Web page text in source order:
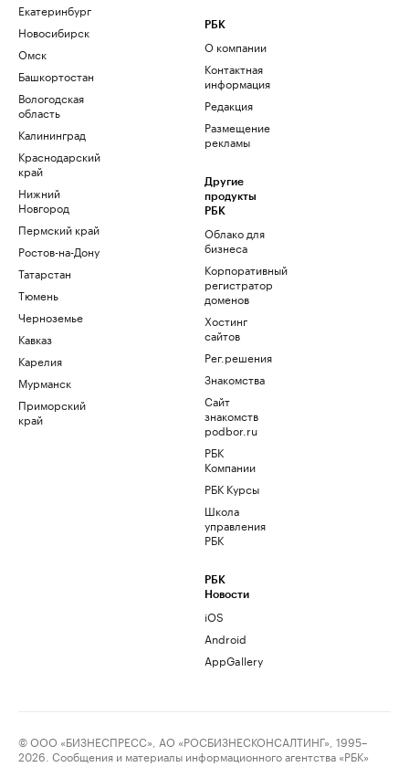
Екатеринбург
Новосибирск
Омск
Башкортостан
Вологодская
область
Калининград
Краснодарский
край
Нижний
Новгород
Пермский край
Ростов-на-Дону
Татарстан
Тюмень
Черноземье
Кавказ
Карелия
Мурманск
Приморский
край
РБК
О компании
Контактная
информация
Редакция
Размещение
рекламы
Другие
продукты
РБК
Облако для
бизнеса
Корпоративный
регистратор
доменов
Хостинг
сайтов
Рег.решения
Знакомства
Сайт
знакомств
podbor.ru
РБК
Компании
РБК Курсы
Школа
управления
РБК
РБК
Новости
iOS
Android
AppGallery
© ООО «БИЗНЕСПРЕСС», АО «РОСБИЗНЕСКОНСАЛТИНГ», 1995–
2026. Сообщения и материалы информационного агентства «РБК»